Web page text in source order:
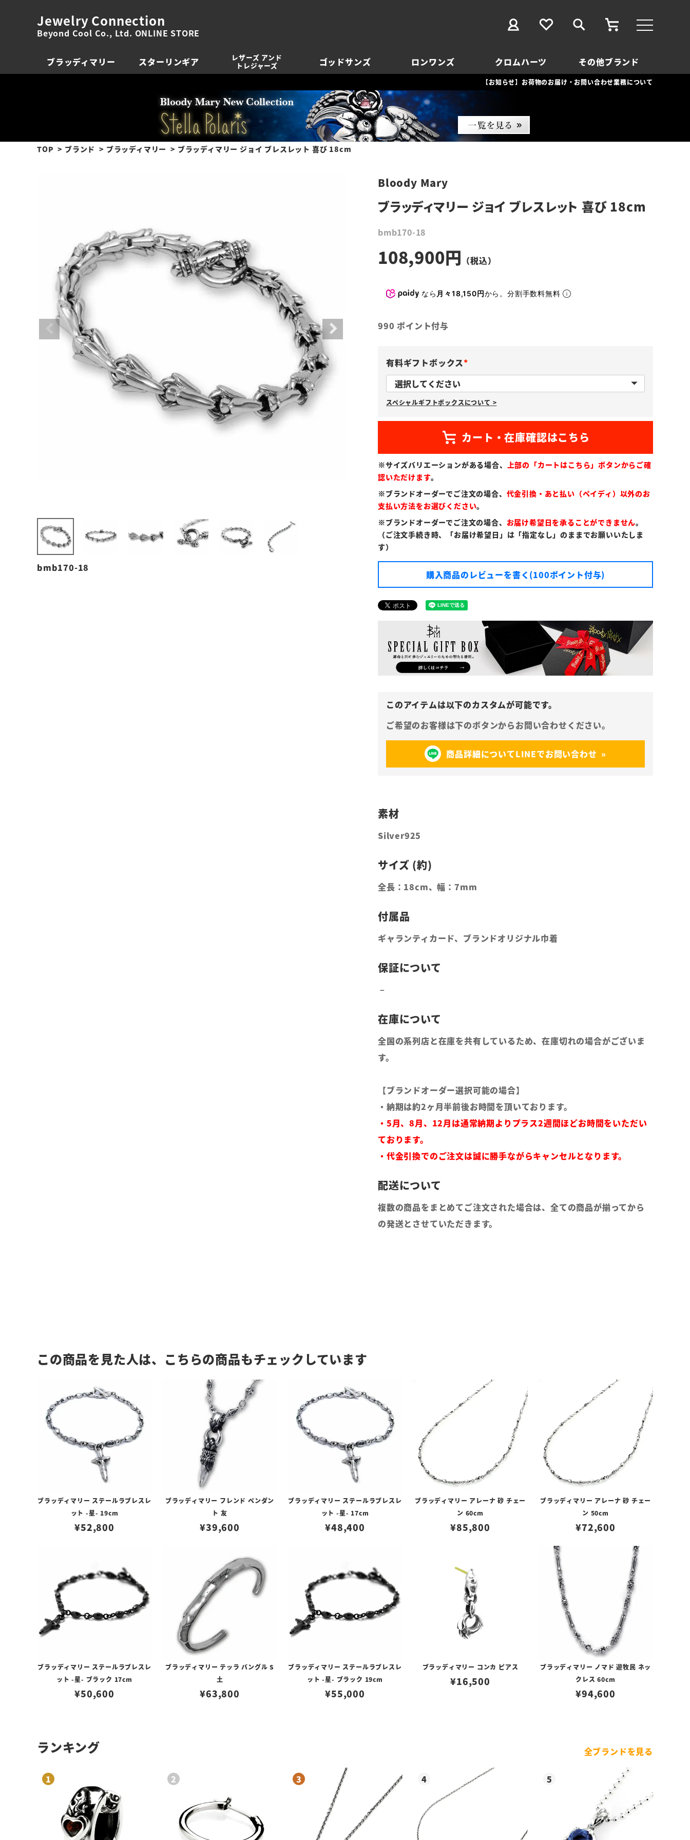
Jewelry Connection
Beyond Cool Co., Ltd. ONLINE STORE
ブラッディマリー スターリンギア
レザーズ アンド
トレジャーズ
ゴッドサンズ ロンワンズ クロムハーツ その他ブランド
【お知らせ】お荷物のお届け・お問い合わせ業務について
TOP ブランド ブラッディマリー ブラッディマリー ジョイ ブレスレット 喜び 18cm
bmb170-18
Bloody Mary
ブラッディマリー ジョイ ブレスレット 喜び 18cm
bmb170-18
108,900
なら 月々18,150円から。分割手数料無料
990 ポイント付与
有料ギフトボックス
(
必
スペシャルギフトボックスについて >
※サイズバリエーションがある場合、
上部の「カートはこちら」ボタンからご確
認いただけます。
※ブランドオーダーでご注文の場合、 代金引換・あと払い（ペイディ）以外のお
支払い方法をお選びください。
※ブランドオーダーでご注文の場合、 お届け希望日を承ることができません。
（ご注文手続き時、「お届け希望日」は「指定なし」のままでお願いいたしま
す）
購入商品のレビューを書く(100ポイント付与)
商品詳細についてLINEでお問い合わせ
Silver925
全長：18cm、幅：7mm
ギャランティカード、ブランドオリジナル巾着
全国の系列店と在庫を共有しているため、在庫切れの場合がございま
す。
【ブランドオーダー選択可能の場合】
・納期は約2ヶ月半前後お時間を頂いております。
・5月、8月、12月は通常納期よりプラス2週間ほどお時間をいただい
ております。
・代金引換でのご注文は誠に勝手ながらキャンセルとなります。
複数の商品をまとめてご注文された場合は、全ての商品が揃ってから
の発送とさせていただきます。
この商品を見た人は、こちらの商品もチェックしています
ブラッディマリー ステールラブレスレ
ット -星- 19cm
¥52,800
ブラッディマリー フレンド ペンダン
ト 友
¥39,600
ブラッディマリー ステールラブレスレ
ット -星- 17cm
¥48,400
ブラッディマリー アレーナ 砂 チェー
ン 60cm
¥85,800
ブラッディマリー アレーナ 砂 チェー
ン 50cm
¥72,600
ブラッディマリー ステールラブレスレ
ット -星- ブラック 17cm
¥50,600
ブラッディマリー テッラ バングル S
土
¥63,800
ブラッディマリー ステールラブレスレ
ット -星- ブラック 19cm
¥55,000
ブラッディマリー コンカ ピアス
¥16,500
ブラッディマリー ノマド 遊牧民 ネッ
クレス 60cm
¥94,600
ランキング 全ブランドを見る